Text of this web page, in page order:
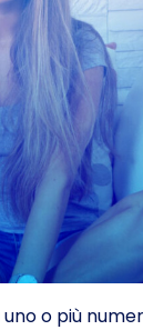
uno o più